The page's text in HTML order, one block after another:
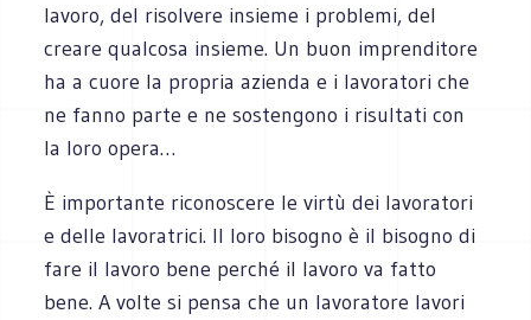
lavoro, del risolvere insieme i problemi, del
creare qualcosa insieme. Un buon imprenditore
ha a cuore la propria azienda e i lavoratori che
ne fanno parte e ne sostengono i risultati con
la loro opera…
È importante riconoscere le virtù dei lavoratori
e delle lavoratrici. Il loro bisogno è il bisogno di
fare il lavoro bene perché il lavoro va fatto
bene. A volte si pensa che un lavoratore lavori